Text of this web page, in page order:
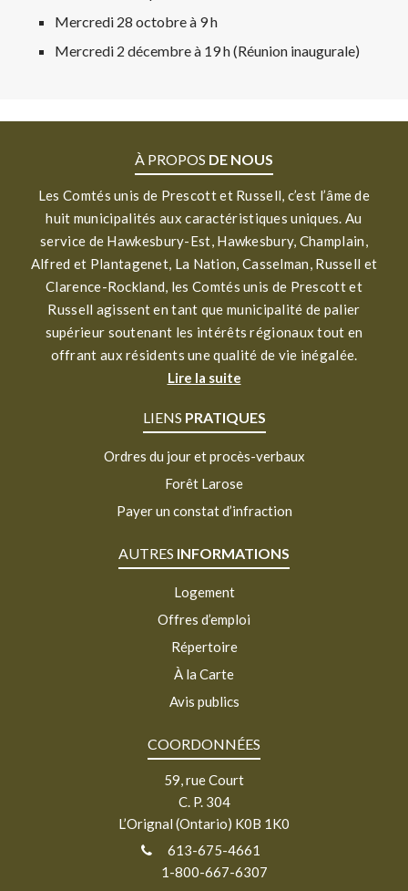
Mercredi 28 octobre à 9 h
Mercredi 2 décembre à 19 h (Réunion inaugurale)
À PROPOS DE NOUS
Les Comtés unis de Prescott et Russell, c’est l’âme de
huit municipalités aux caractéristiques uniques. Au
service de Hawkesbury-Est, Hawkesbury, Champlain,
Alfred et Plantagenet, La Nation, Casselman, Russell et
Clarence-Rockland, les Comtés unis de Prescott et
Russell agissent en tant que municipalité de palier
supérieur soutenant les intérêts régionaux tout en
offrant aux résidents une qualité de vie inégalée.
Lire la suite
LIENS PRATIQUES
Ordres du jour et procès-verbaux
Forêt Larose
Payer un constat d’infraction
AUTRES INFORMATIONS
Logement
Offres d’emploi
Répertoire
À la Carte
Avis publics
COORDONNÉES
59, rue Court
C. P. 304
L’Orignal (Ontario) K0B 1K0
613-675-4661
1-800-667-6307